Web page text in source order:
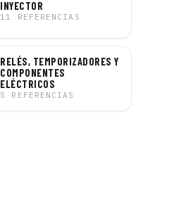
INYECTOR
11 REFERENCIAS
RELÉS, TEMPORIZADORES Y
COMPONENTES
ELÉCTRICOS
5 REFERENCIAS